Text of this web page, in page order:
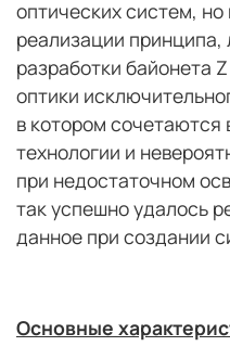
оптических систем, но
реализации
разработки байонета
оптики
в котором
технологии и
при недостаточном
так успешно удалось
данное при создании
Основные